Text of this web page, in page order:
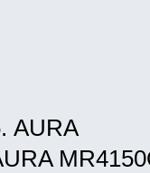
AURA